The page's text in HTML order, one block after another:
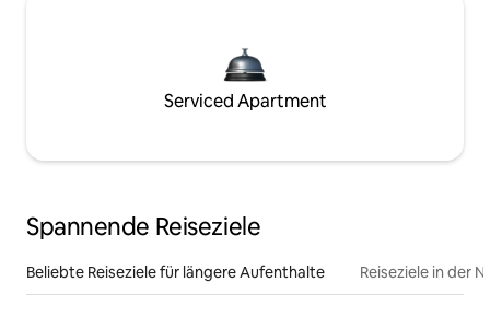
Serviced Apartment
Spannende Reiseziele
Beliebte Reiseziele für längere Aufenthalte Reiseziele in der